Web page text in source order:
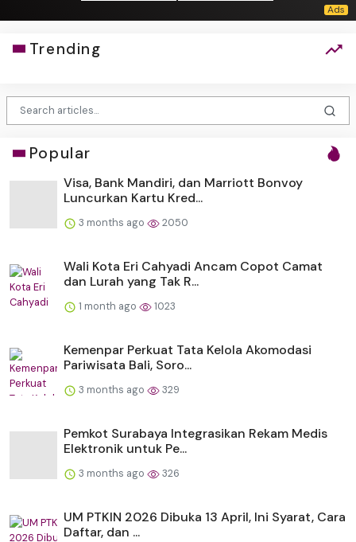
Trending
Popular
Visa, Bank Mandiri, dan Marriott Bonvoy
Luncurkan Kartu Kred...
3 months ago 2050
Wali Kota Eri Cahyadi Ancam Copot Camat
dan Lurah yang Tak R...
1 month ago 1023
Kemenpar Perkuat Tata Kelola Akomodasi
Pariwisata Bali, Soro...
3 months ago 329
Pemkot Surabaya Integrasikan Rekam Medis
Elektronik untuk Pe...
3 months ago 326
UM PTKIN 2026 Dibuka 13 April, Ini Syarat, Cara
Daftar, dan ...